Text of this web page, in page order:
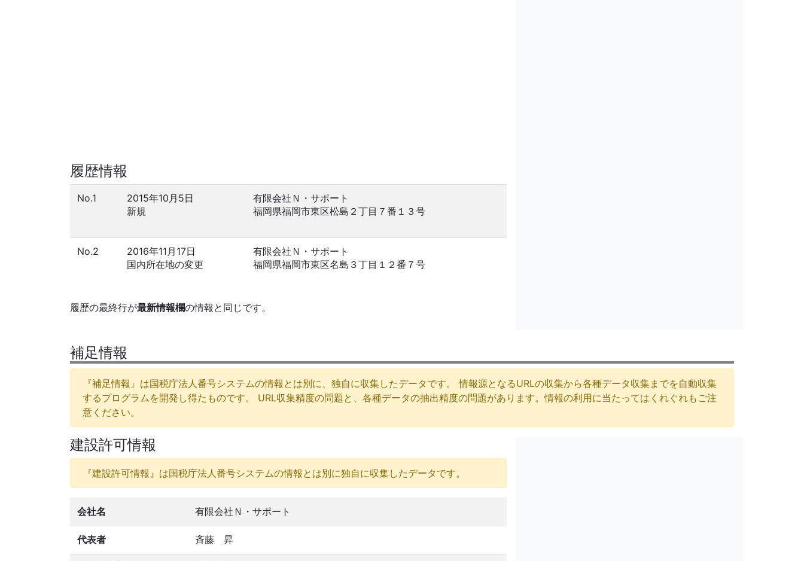
履歴情報
No.1
2015年10月5日
新規
有限会社Ｎ・サポート
福岡県福岡市東区松島２丁目７番１３号
No.2
2016年11月17日
国内所在地の変更
有限会社Ｎ・サポート
福岡県福岡市東区名島３丁目１２番７号
履歴の最終行が最新情報欄の情報と同じです。
補足情報
『補足情報』は国税庁法人番号システムの情報とは別に、独自に収集したデータです。 情報源となるURLの収集から各種データ収集までを自動収集
するプログラムを開発し得たものです。 URL収集精度の問題と、各種データの抽出精度の問題があります。情報の利用に当たってはくれぐれもご注
意ください。
建設許可情報
『建設許可情報』は国税庁法人番号システムの情報とは別に独自に収集したデータです。
会社名 有限会社Ｎ・サポート
代表者 斉藤 昇